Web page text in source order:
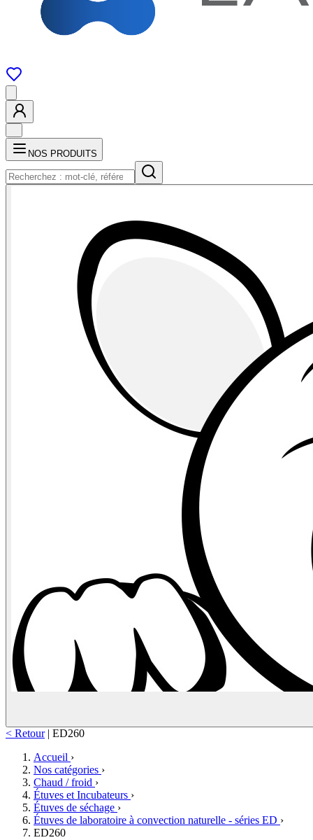
NOS PRODUITS
< Retour | ED260
Accueil ›
Nos catégories ›
Chaud / froid ›
Étuves et Incubateurs ›
Étuves de séchage ›
Étuves de laboratoire à convection naturelle - séries ED ›
ED260